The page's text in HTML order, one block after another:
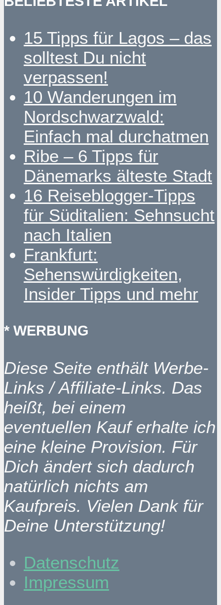
15 Tipps für Lagos – das
solltest Du nicht
verpassen!
10 Wanderungen im
Nordschwarzwald:
Einfach mal durchatmen
Ribe – 6 Tipps für
Dänemarks älteste Stadt
16 Reiseblogger-Tipps
für Süditalien: Sehnsucht
nach Italien
Frankfurt:
Sehenswürdigkeiten,
Insider Tipps und mehr
* WERBUNG
Diese Seite enthält Werbe-
Links / Affiliate-Links. Das
heißt, bei einem
eventuellen Kauf erhalte ich
eine kleine Provision. Für
Dich ändert sich dadurch
natürlich nichts am
Kaufpreis. Vielen Dank für
Deine Unterstützung!
Datenschutz
Impressum